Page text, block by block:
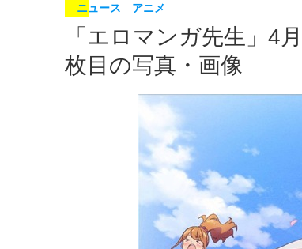
「エロマンガ先生」4
枚目の写真・画像
ニュース アニメ